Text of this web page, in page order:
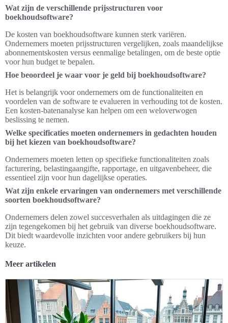
Wat zijn de verschillende prijsstructuren voor
boekhoudsoftware?
De kosten van boekhoudsoftware kunnen sterk variëren.
Ondernemers moeten prijsstructuren vergelijken, zoals maandelijkse
abonnementskosten versus eenmalige betalingen, om de beste optie
voor hun budget te bepalen.
Hoe beoordeel je waar voor je geld bij boekhoudsoftware?
Het is belangrijk voor ondernemers om de functionaliteiten en
voordelen van de software te evalueren in verhouding tot de kosten.
Een kosten-batenanalyse kan helpen om een weloverwogen
beslissing te nemen.
Welke specificaties moeten ondernemers in gedachten houden
bij het kiezen van boekhoudsoftware?
Ondernemers moeten letten op specifieke functionaliteiten zoals
facturering, belastingaangifte, rapportage, en uitgavenbeheer, die
essentieel zijn voor hun dagelijkse operaties.
Wat zijn enkele ervaringen van ondernemers met verschillende
soorten boekhoudsoftware?
Ondernemers delen zowel succesverhalen als uitdagingen die ze
zijn tegengekomen bij het gebruik van diverse boekhoudsoftware.
Dit biedt waardevolle inzichten voor andere gebruikers bij hun
keuze.
Meer artikelen